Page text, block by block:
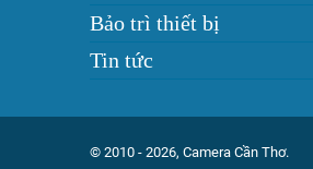
Bảo trì thiết bị
Tin tức
© 2010 - 2026, Camera Cần Thơ.